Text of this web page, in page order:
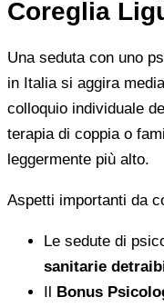
Coreglia
Una seduta con uno
in Italia si aggira
colloquio individuale
terapia di coppia o
leggermente più alto.
Aspetti importanti da
Le sedute di
sanitarie
Il Bonus